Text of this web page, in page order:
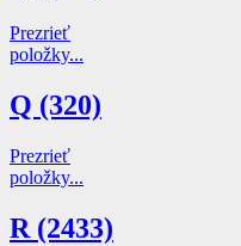
Prezrieť
položky...
Q (320)
Prezrieť
položky...
R (2433)